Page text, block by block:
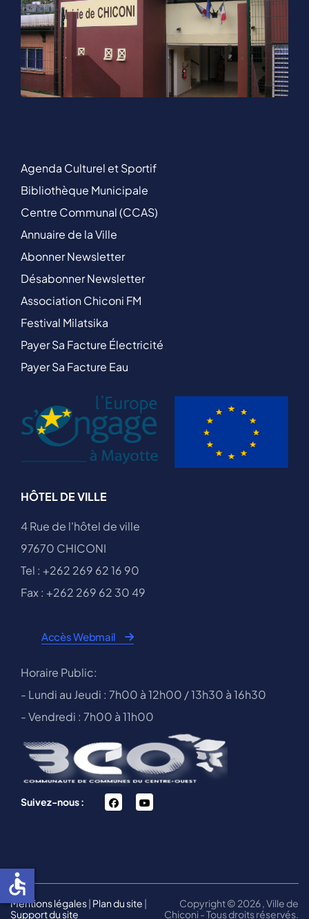
Agenda Culturel et Sportif
Bibliothèque Municipale
Centre Communal (CCAS)
Annuaire de la Ville
Abonner Newsletter
Désabonner Newsletter
Association Chiconi FM
Festival Milatsika
Payer Sa Facture Électricité
Payer Sa Facture Eau
HÔTEL DE VILLE
4 Rue de l'hôtel de ville
97670 CHICONI
Tel : +262 269 62 16 90
Fax : +262 269 62 30 49
Accès Webmail
Horaire Public:
- Lundi au Jeudi : 7h00 à 12h00 / 13h30 à 16h30
- Vendredi : 7h00 à 11h00
Suivez-nous : facebook
You
Mentions légales| Plan du site |
Support du site
Copyright © 2026 , Ville de
Chiconi - Tous droits réservés.
accessible